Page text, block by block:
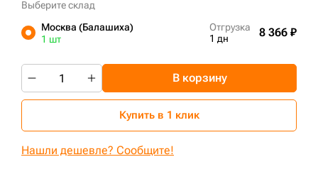
Выберите склад
Москва (Балашиха)
1 шт
Отгрузка
1 дн
8 366 ₽
В корзину
Купить в 1 клик
Нашли дешевле? Сообщите!
sksale@skdst.ru
+7 (499) 394-50-93